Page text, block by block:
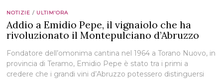
NOTIZIE / ULTIM’ORA
Addio a Emidio Pepe, il vignaiolo che ha
rivoluzionato il Montepulciano d’Abruzzo
Fondatore dell’omonima cantina nel 1964 a Torano Nuovo, in
provincia di Teramo, Emidio Pepe è stato tra i primi a
credere che i grandi vini d’Abruzzo potessero distinguersi